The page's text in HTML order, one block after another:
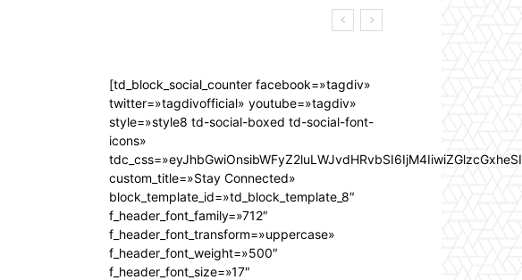
[td_block_social_counter facebook=»tagdiv»
twitter=»tagdivofficial» youtube=»tagdiv»
style=»style8 td-social-boxed td-social-font-
icons»
custom_title=»Stay Connected»
block_template_id=»td_block_template_8″
f_header_font_family=»712″
f_header_font_transform=»uppercase»
f_header_font_weight=»500″
f_header_font_size=»17″